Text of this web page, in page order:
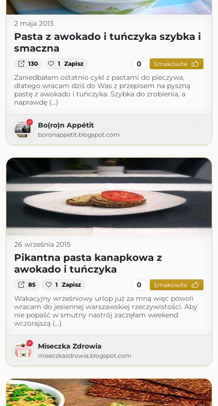
2 maja 2013
Pasta z awokado i tuńczyka szybka i
smaczna
130 1 Zapisz 0 Smakowite
Zaniedbałam ostatnio cykl z pastami do pieczywa,
dlatego wracam dziś do Was z przepisem na pyszną
pastę z awokado i tuńczyka. Szybka do zrobienia, a
naprawdę (...)
Bo(ro)n Appétit
boronappetit.blogspot.com
26 września 2015
Pikantna pasta kanapkowa z
awokado i tuńczyka
85 1 Zapisz 0 Smakowite
Wakacyjny wrześniowy urlop już za mną więc powoli
wracam do jesiennej warszawskiej rzeczywistości. Aby
nie popaść w smutny nastrój zaczęłam weekend
wczorajszą (...)
Miseczka Zdrowia
miseczkazdrowia.blogspot.com